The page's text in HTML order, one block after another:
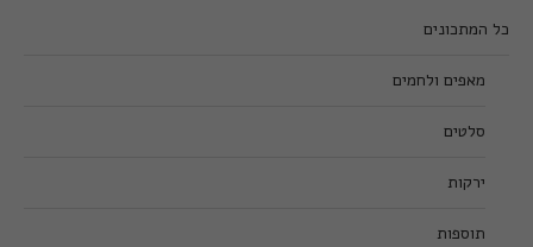
כל המתכונים
מאפים ולחמים
סלטים
ירקות
תוספות